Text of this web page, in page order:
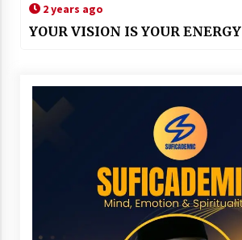
2 years ago
YOUR VISION IS YOUR ENERGY